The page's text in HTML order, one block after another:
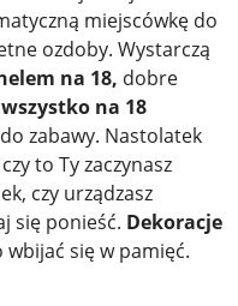
miejscówkę do
ozdoby. Wystarczą
na 18, dobre
wszystko na 18
zabawy. Nastolatek
to Ty zaczynasz
czy urządzasz
się ponieść. Dekoracje
się w pamięć.